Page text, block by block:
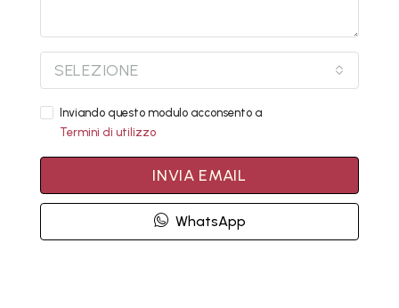
SELEZIONE
Inviando questo modulo acconsento a
Termini di utilizzo
INVIA EMAIL
WhatsApp